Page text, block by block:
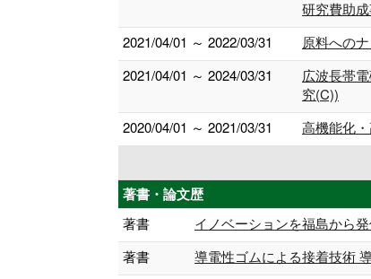
研究費助
2021/04/01 ～ 2022/03/31
原料への
2021/04/01 ～ 2024/03/31
広波長帯
究(C))
2020/04/01 ～ 2021/03/31
高機能化
著書・論文歴
著書
イノベーションを福島から
著書
導電性ゴムによる接着技術